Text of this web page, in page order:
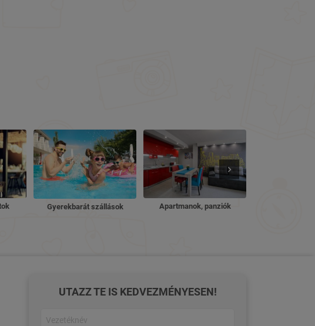
Gyerekbarát szállások Apartmanok, panziók
UTAZZ TE IS KEDVEZMÉNYESEN!